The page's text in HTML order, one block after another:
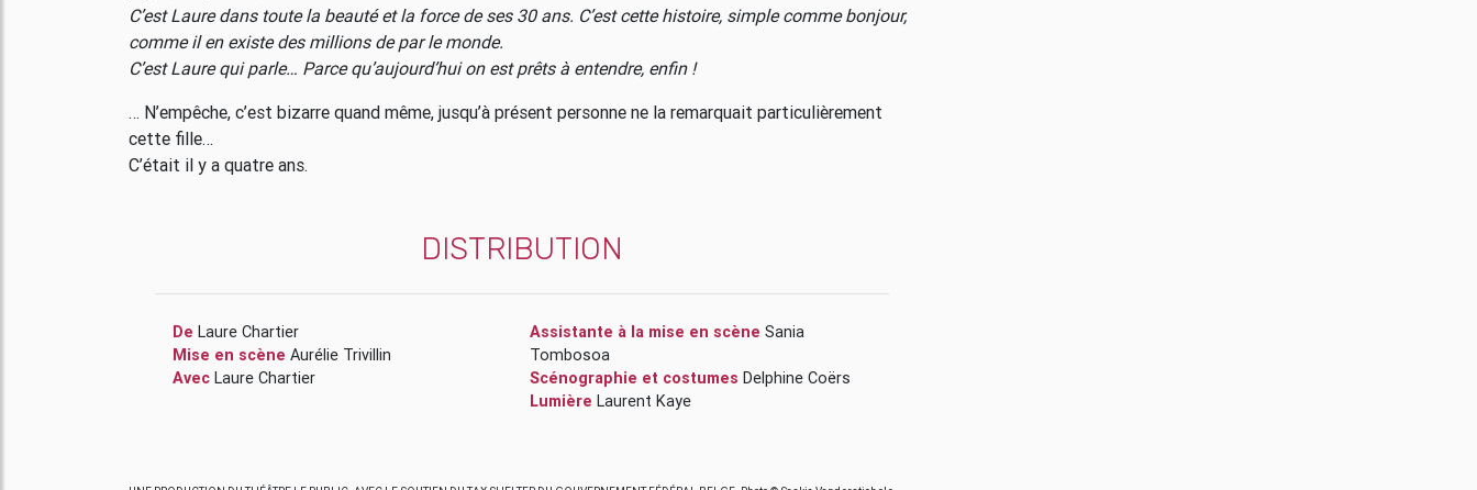
C’est Laure dans toute la beauté et la force de ses 30 ans. C’est cette histoire, simple comme bonjour,
comme il en existe des millions de par le monde.
C’est Laure qui parle… Parce qu’aujourd’hui on est prêts à entendre, enfin !
… N’empêche, c’est bizarre quand même, jusqu’à présent personne ne la remarquait particulièrement
cette fille…
C’était il y a quatre ans.
DISTRIBUTION
De
Laure Chartier
Mise en scène
Aurélie Trivillin
Avec
Laure Chartier
Assistante à la mise en scène Sania
Tombosoa
Scénographie et costumes Delphine Coërs
Lumière Laurent Kaye